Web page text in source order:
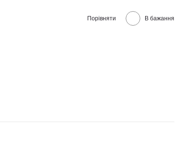
Порівняти В бажання